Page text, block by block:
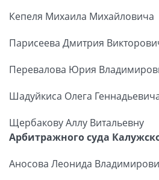
Кепеля Михаила Михайловича
Парисеева Дмитрия
Перевалова Юрия
Шадуйкиса Олега
Щербакову Аллу Витальевну
Арбитражного суда
Аносова Леонида